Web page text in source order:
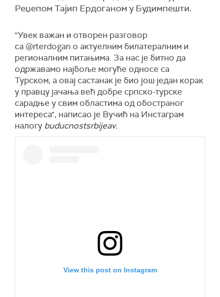
Реџепом Тајип Ердоганом у Будимпешти.
"Увек важан и отворен разговор
са @rterdogan о актуелним билатералним и
регионалним питањима. За нас је битно да
одржавамо најбоље могуће односе са
Турском, а овај састанак је био још један корак
у правцу јачања већ добре српско-турске
сарадње у свим областима од обостраног
интереса", написао је Вучић на Инстаграм
налогу buducnostsrbijeav.
View this post on Instagram